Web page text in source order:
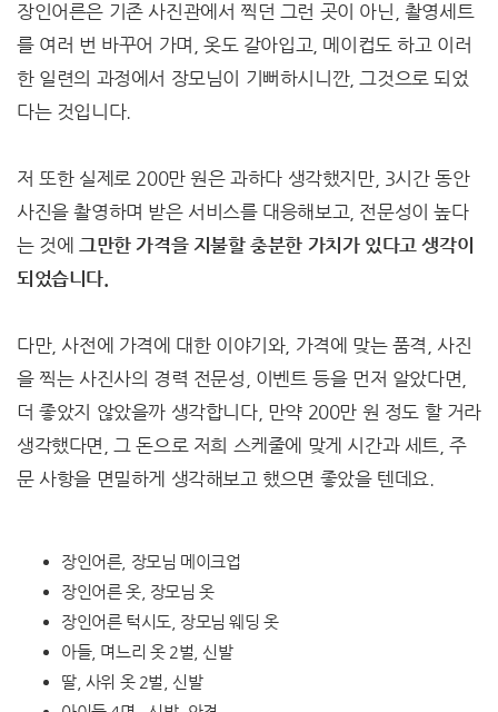
장인어른은 기존 사진관에서 찍던 그런 곳이 아닌, 촬영세트
를 여러 번 바꾸어 가며, 옷도 갈아입고, 메이컵도 하고 이러
한 일련의 과정에서 장모님이 기뻐하시니깐, 그것으로 되었
다는 것입니다.
저 또한 실제로 200만 원은 과하다 생각했지만, 3시간 동안
사진을 촬영하며 받은 서비스를 대응해보고, 전문성이 높다
는 것에 그만한 가격을 지불할 충분한 가치가 있다고 생각이
되었습니다.
다만, 사전에 가격에 대한 이야기와, 가격에 맞는 품격, 사진
을 찍는 사진사의 경력 전문성, 이벤트 등을 먼저 알았다면,
더 좋았지 않았을까 생각합니다, 만약 200만 원 정도 할 거라
생각했다면, 그 돈으로 저희 스케줄에 맞게 시간과 세트, 주
문 사항을 면밀하게 생각해보고 했으면 좋았을 텐데요.
장인어른, 장모님 메이크업
장인어른 옷, 장모님 옷
장인어른 턱시도, 장모님 웨딩 옷
아들, 며느리 옷 2벌, 신발
딸, 사위 옷 2벌, 신발